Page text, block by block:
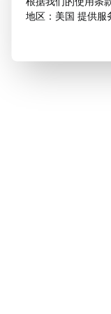
地区：美国 提供服